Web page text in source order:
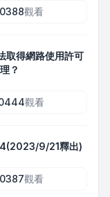
觀看
得網路使用許可
？
觀看
9/21釋出)
觀看